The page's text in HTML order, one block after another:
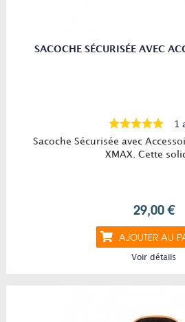
SACOCHE SÉCURISÉE AVEC
1
Sacoche Sécurisée avec
XMAX. Cette
29,00 €
AJOUTER AU
Voir détails